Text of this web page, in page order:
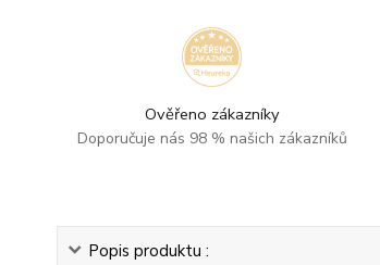
Ověřeno zákazníky
Doporučuje nás 98 % našich zákazníků
Popis produktu :